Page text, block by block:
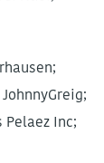
Pelaez Inc;